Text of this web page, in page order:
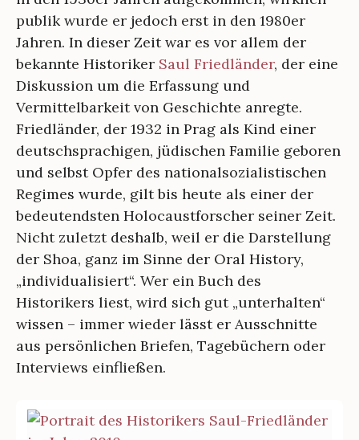
publik wurde er jedoch erst in den 1980er
Jahren. In dieser Zeit war es vor allem der
bekannte Historiker Saul Friedländer, der eine
Diskussion um die Erfassung und
Vermittelbarkeit von Geschichte anregte.
Friedländer, der 1932 in Prag als Kind einer
deutschsprachigen, jüdischen Familie geboren
und selbst Opfer des nationalsozialistischen
Regimes wurde, gilt bis heute als einer der
bedeutendsten Holocaustforscher seiner Zeit.
Nicht zuletzt deshalb, weil er die Darstellung
der Shoa, ganz im Sinne der Oral History,
„individualisiert“. Wer ein Buch des
Historikers liest, wird sich gut „unterhalten“
wissen – immer wieder lässt er Ausschnitte
aus persönlichen Briefen, Tagebüchern oder
Interviews einfließen.